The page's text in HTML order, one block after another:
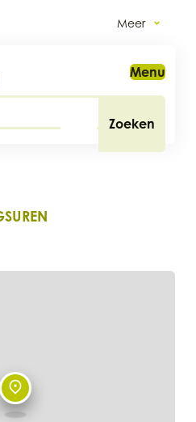
Meer
Zoeken
Menu
items